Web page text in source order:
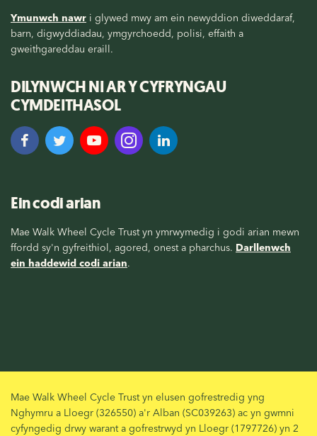
Ymunwch nawr i glywed mwy am ein newyddion diweddaraf,
barn, digwyddiadau, ymgyrchoedd, polisi, effaith a
gweithgareddau eraill.
DILYNWCH NI AR Y CYFRYNGAU
CYMDEITHASOL
Ein codi arian
Mae Walk Wheel Cycle Trust yn ymrwymedig i godi arian mewn
ffordd sy'n gyfreithiol, agored, onest a pharchus. Darllenwch
ein haddewid codi arian.
Mae Walk Wheel Cycle Trust yn elusen gofrestredig yng
Nghymru a Lloegr (326550) a'r Alban (SC039263) ac yn gwmni
cyfyngedig drwy warant a gofrestrwyd yn Lloegr (1797726) yn 2